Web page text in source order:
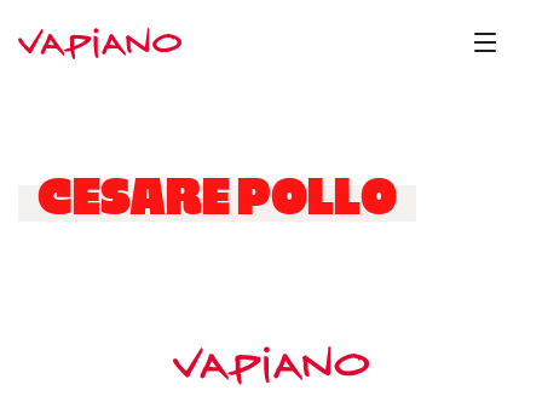
CESARE POLLO